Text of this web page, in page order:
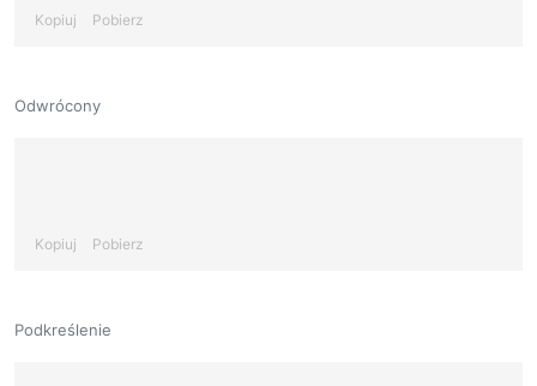
Kopiuj Pobierz
Odwrócony
Kopiuj Pobierz
Podkreślenie